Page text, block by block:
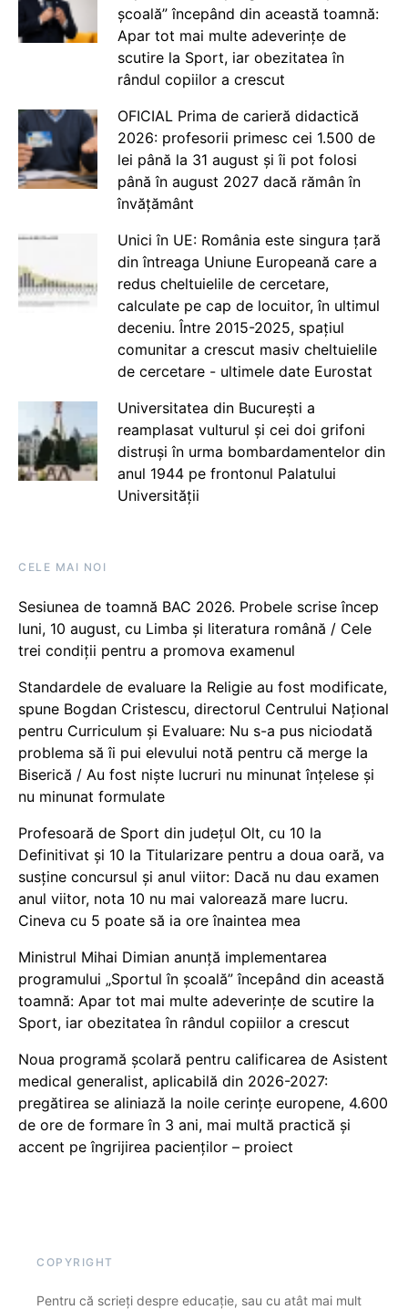
școală” începând din această toamnă:
Apar tot mai multe adeverințe de
scutire la Sport, iar obezitatea în
rândul copiilor a crescut
OFICIAL Prima de carieră didactică
2026: profesorii primesc cei 1.500 de
lei până la 31 august și îi pot folosi
până în august 2027 dacă rămân în
învățământ
Unici în UE: România este singura țară
din întreaga Uniune Europeană care a
redus cheltuielile de cercetare,
calculate pe cap de locuitor, în ultimul
deceniu. Între 2015-2025, spațiul
comunitar a crescut masiv cheltuielile
de cercetare - ultimele date Eurostat
Universitatea din București a
reamplasat vulturul și cei doi grifoni
distruși în urma bombardamentelor din
anul 1944 pe frontonul Palatului
Universității
CELE MAI NOI
Sesiunea de toamnă BAC 2026. Probele scrise încep
luni, 10 august, cu Limba și literatura română / Cele
trei condiții pentru a promova examenul
Standardele de evaluare la Religie au fost modificate,
spune Bogdan Cristescu, directorul Centrului Național
pentru Curriculum și Evaluare: Nu s-a pus niciodată
problema să îi pui elevului notă pentru că merge la
Biserică / Au fost niște lucruri nu minunat înțelese și
nu minunat formulate
Profesoară de Sport din județul Olt, cu 10 la
Definitivat și 10 la Titularizare pentru a doua oară, va
susține concursul și anul viitor: Dacă nu dau examen
anul viitor, nota 10 nu mai valorează mare lucru.
Cineva cu 5 poate să ia ore înaintea mea
Ministrul Mihai Dimian anunță implementarea
programului „Sportul în școală” începând din această
toamnă: Apar tot mai multe adeverințe de scutire la
Sport, iar obezitatea în rândul copiilor a crescut
Noua programă școlară pentru calificarea de Asistent
medical generalist, aplicabilă din 2026-2027:
pregătirea se aliniază la noile cerințe europene, 4.600
de ore de formare în 3 ani, mai multă practică și
accent pe îngrijirea pacienților – proiect
COPYRIGHT
Pentru că scrieți despre educație, sau cu atât mai mult